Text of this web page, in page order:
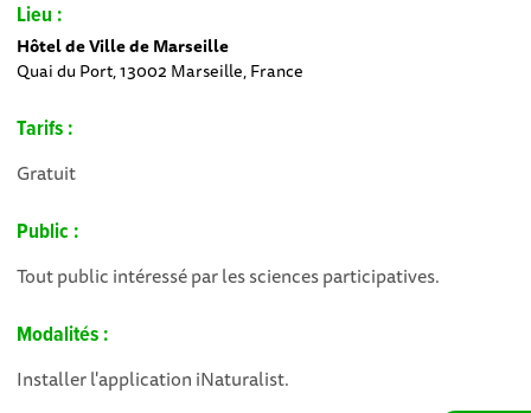
Lieu :
Hôtel de Ville de Marseille
Quai du Port, 13002 Marseille, France
Tarifs :
Gratuit
Public :
Tout public intéressé par les sciences participatives.
Modalités :
Installer l'application iNaturalist.